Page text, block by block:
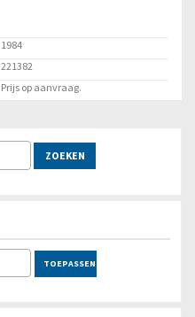
1984
221382
Prijs op aanvraag.
ZOEKEN
TOEPASSEN